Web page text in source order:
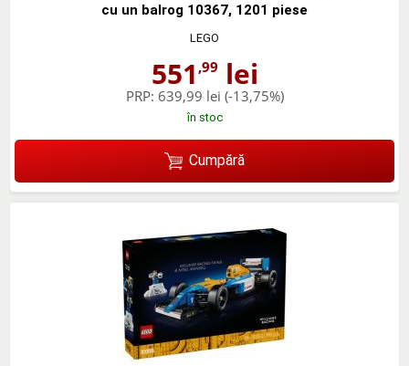
cu un balrog 10367, 1201 piese
LEGO
551 ,99 lei
PRP: 639,99 lei (-13,75%)
în stoc
Cumpără